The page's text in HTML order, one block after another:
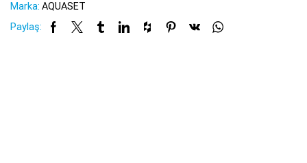
Marka: AQUASET
Paylaş: